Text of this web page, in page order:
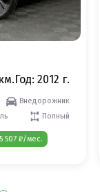
Год: 2012 г.
Внедорожник
Полный
507 ₽/мес.